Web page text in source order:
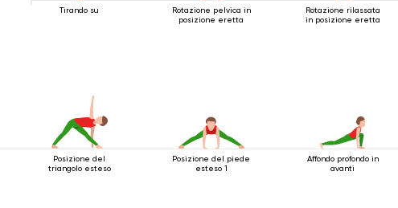
Tirando su
Rotazione pelvica in
posizione eretta
Rotazione rilassata
in posizione eretta
Posizione del
triangolo esteso
Posizione del piede
esteso 1
Affondo profondo in
avanti